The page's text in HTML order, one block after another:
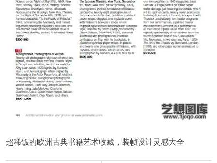
超稀饭的欧洲古典书籍艺术收藏，装帧设计灵感大全